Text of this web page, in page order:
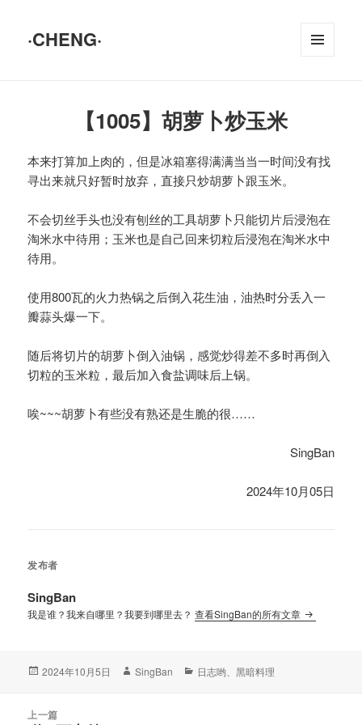
·CHENG·
【1005】胡萝卜炒玉米
本来打算加上肉的，但是冰箱塞得满满当当一时间没有找
寻出来就只好暂时放弃，直接只炒胡萝卜跟玉米。
不会切丝手头也没有刨丝的工具胡萝卜只能切片后浸泡在
淘米水中待用；玉米也是自己回来切粒后浸泡在淘米水中
待用。
使用800瓦的火力热锅之后倒入花生油，油热时分丢入一
瓣蒜头爆一下。
随后将切片的胡萝卜倒入油锅，感觉炒得差不多时再倒入
切粒的玉米粒，最后加入食盐调味后上锅。
唉~~~胡萝卜有些没有熟还是生脆的很……
SingBan
2024年10月05日
发布者
SingBan
我是谁？我来自哪里？我要到哪里去？查看SingBan的所有文章
发
2024年10月5日
作
SingBan
分
日志哟 、黑暗料理
上一篇